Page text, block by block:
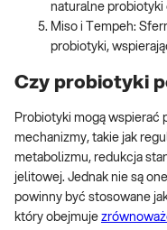
naturalne probiotyki
Miso i Tempeh:
probiotyki,
Czy probiotyki
Probiotyki mogą wspierać
mechanizmy, takie jak
metabolizmu, redukcja
jelitowej. Jednak nie są
powinny być stosowane
który obejmuje